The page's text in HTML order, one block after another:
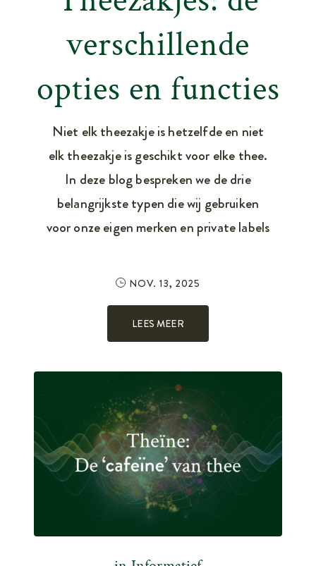
verschillende
opties en functies
Niet elk theezakje is hetzelfde en niet
elk theezakje is geschikt voor elke thee.
In deze blog bespreken we de drie
belangrijkste typen die wij gebruiken
voor onze eigen merken en private labels
NOV. 13, 2025
LEES MEER